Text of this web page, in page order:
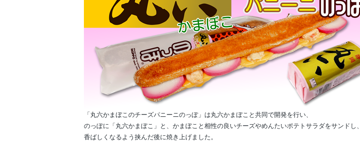
「丸六かまぼこのチーズパニーニのっぽ」は丸六かまぼこと共同で開発を行い、
のっぽに「丸六かまぼこ」と、かまぼこと相性の良いチーズやめんたいポテトサラダをサンドし、
香ばしくなるよう挟んだ後に焼き上げました。